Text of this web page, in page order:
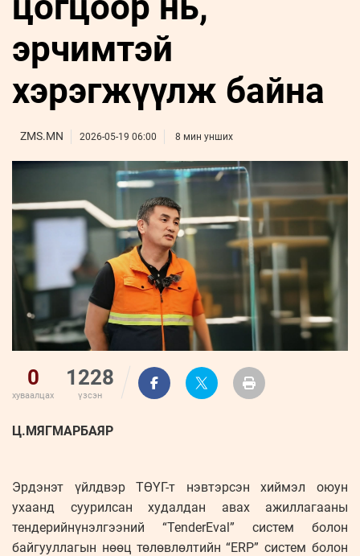
Нэвтрэх
Бизнес
хөгжил
Leaderships
forum
ФОТО
УРЛАГ
эрчимтэй
хэрэгжүүлж байна
ZMS.MN 2026-05-19 06:00 8 мин унших
0
хуваалцах
1228
үзсэн
Ц.МЯГМАРБАЯР
Эрдэнэт үйлдвэр ТӨҮГ-т нэвтэрсэн хиймэл оюун
ухаанд суурилсан худалдан авах ажиллагааны
тендерийнүнэлгээний “TenderEval” систем болон
байгууллагын нөөц төлөвлөлтийн “ERP” систем болон